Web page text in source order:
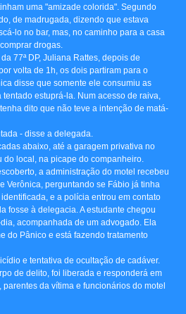
uma "amizade colorida". Segundo
de madrugada, dizendo que estava
lo no bar, mas, no caminho para a casa
drogas.
77ª DP, Juliana Rattes, depois de
volta de 1h, os dois partiram para o
disse que somente ele consumiu as
estuprá-la. Num acesso de raiva,
dito que não teve a intenção de matá-
- disse a delegada.
abaixo, até a garagem privativa no
do local, na picape do companheiro.
a administração do motel recebeu
Verônica, perguntando se Fábio já tinha
e a polícia entrou em contato
fosse à delegacia. A estudante chegou
acompanhada de um advogado. Ela
do Pânico e está fazendo tratamento
e tentativa de ocultação de cadáver.
de delito, foi liberada e responderá em
da vítima e funcionários do motel